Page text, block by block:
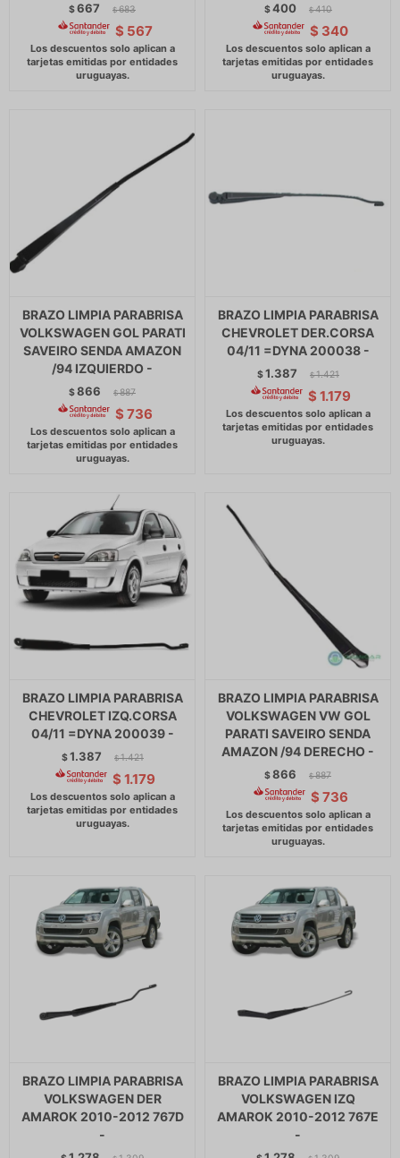
$667 $ 683
$ 567
$400 $ 410
$ 340
BRAZO LIMPIA PARABRISA
VOLKSWAGEN GOL PARATI
SAVEIRO SENDA AMAZON
/94 IZQUIERDO -
$866 $ 887
$ 736
BRAZO LIMPIA PARABRISA
CHEVROLET DER.CORSA
04/11 =DYNA 200038 -
$1.387 $ 1.421
$ 1.179
BRAZO LIMPIA PARABRISA
CHEVROLET IZQ.CORSA
04/11 =DYNA 200039 -
$1.387 $ 1.421
$ 1.179
BRAZO LIMPIA PARABRISA
VOLKSWAGEN VW GOL
PARATI SAVEIRO SENDA
AMAZON /94 DERECHO -
$866 $ 887
$ 736
BRAZO LIMPIA PARABRISA
VOLKSWAGEN DER
AMAROK 2010-2012 767D
-
BRAZO LIMPIA PARABRISA
VOLKSWAGEN IZQ
AMAROK 2010-2012 767E
-